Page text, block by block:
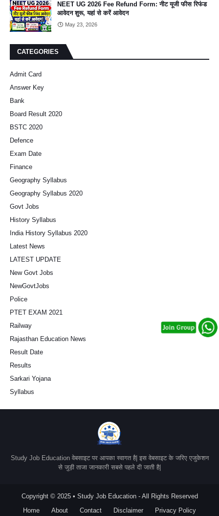
NEET UG 2026 Fee Refund Form: नीट यूजी फीस रिफंड
आवेदन शुरू, यहां से करें आवेदन
May 23, 2026
CATEGORIES
Admit Card
Answer Key
Bank
Board Result 2020
BSTC 2020
Defence
Exam Date
Finance
Geography Syllabus
Geography Syllabus 2020
Govt Jobs
History Syllabus
India History Syllabus 2020
Latest News
LATEST UPDATE
New Govt Jobs
NewGovtJobs
Police
PTET EXAM 2021
Railway
Rajasthan Education News
Result Date
Results
Sarkari Yojana
Syllabus
Study Job Education वेबसाइट पर आपका स्वागत है| इस वेबसाइट के जरिए एजुकेशन
से जुड़ी ताजा जानकारी सबसे पहले दी जाती है|
Copyright © 2025 • Study Job Education - All Rights Reserved
Home
About Contact Disclaimer Privacy Policy